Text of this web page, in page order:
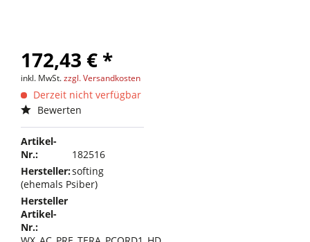
172,43 € *
inkl. MwSt.zzgl. Versandkosten
Derzeit nicht verfügbar
Bewerten
Artikel-
Nr.:
182516
Hersteller:softing
(ehemals Psiber)
Hersteller
Artikel-
Nr.: